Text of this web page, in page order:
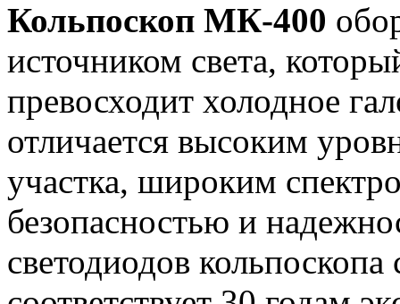
Кольпоскоп МК-400
источником света,
превосходит холодное
отличается высоким
участка, широким
безопасностью и
светодиодов кольпоскопа